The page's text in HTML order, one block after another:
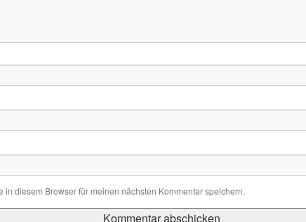
in diesem Browser für meinen nächsten Kommentar speichern.